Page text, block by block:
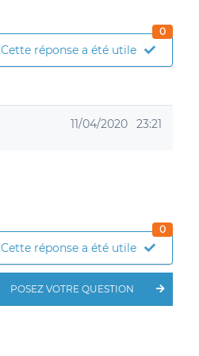
Cette réponse a été utile
0
11/04/2020 23:21
Cette réponse a été utile
0
POSEZ VOTRE QUESTION